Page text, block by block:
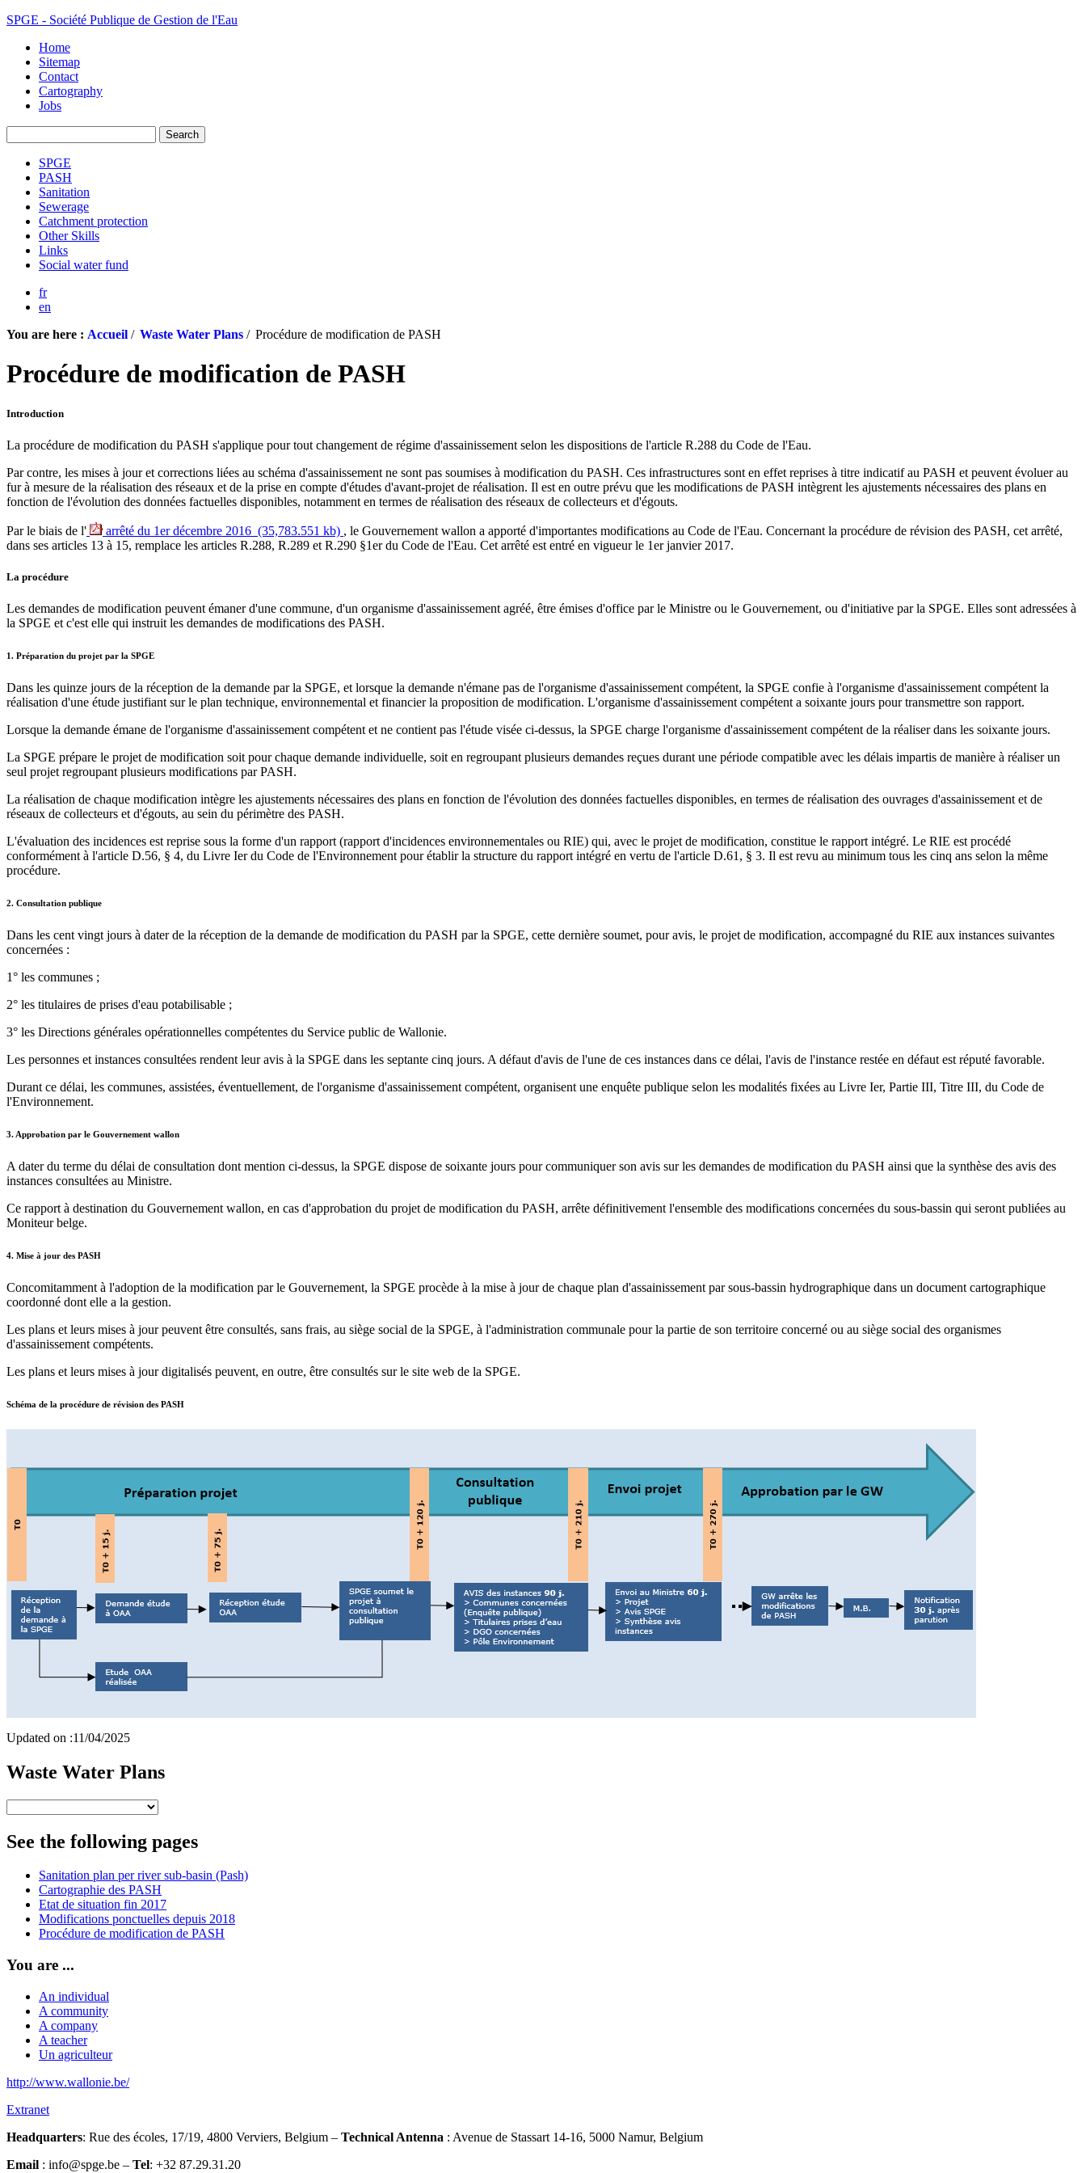
SPGE - Société Publique de Gestion de l'Eau
Home
Sitemap
Contact
Cartography
Jobs
SPGE
PASH
Sanitation
Sewerage
Catchment protection
Other Skills
Links
Social water fund
fr
en
You are here : Accueil / Waste Water Plans / Procédure de modification de PASH
Procédure de modification de PASH
Introduction
La procédure de modification du PASH s'applique pour tout changement de régime d'assainissement selon les dispositions de l'article R.288 du Code de l'Eau.
Par contre, les mises à jour et corrections liées au schéma d'assainissement ne sont pas soumises à modification du PASH. Ces infrastructures sont en effet reprises à titre indicatif au PASH et peuvent évoluer au
fur à mesure de la réalisation des réseaux et de la prise en compte d'études d'avant-projet de réalisation. Il est en outre prévu que les modifications de PASH intègrent les ajustements nécessaires des plans en
fonction de l'évolution des données factuelles disponibles, notamment en termes de réalisation des réseaux de collecteurs et d'égouts.
Par le biais de l' arrêté du 1er décembre 2016 (35,783.551 kb) , le Gouvernement wallon a apporté d'importantes modifications au Code de l'Eau. Concernant la procédure de révision des PASH, cet arrêté,
dans ses articles 13 à 15, remplace les articles R.288, R.289 et R.290 §1er du Code de l'Eau. Cet arrêté est entré en vigueur le 1er janvier 2017.
La procédure
Les demandes de modification peuvent émaner d'une commune, d'un organisme d'assainissement agréé, être émises d'office par le Ministre ou le Gouvernement, ou d'initiative par la SPGE. Elles sont adressées à
la SPGE et c'est elle qui instruit les demandes de modifications des PASH.
1. Préparation du projet par la SPGE
Dans les quinze jours de la réception de la demande par la SPGE, et lorsque la demande n'émane pas de l'organisme d'assainissement compétent, la SPGE confie à l'organisme d'assainissement compétent la
réalisation d'une étude justifiant sur le plan technique, environnemental et financier la proposition de modification. L'organisme d'assainissement compétent a soixante jours pour transmettre son rapport.
Lorsque la demande émane de l'organisme d'assainissement compétent et ne contient pas l'étude visée ci-dessus, la SPGE charge l'organisme d'assainissement compétent de la réaliser dans les soixante jours.
La SPGE prépare le projet de modification soit pour chaque demande individuelle, soit en regroupant plusieurs demandes reçues durant une période compatible avec les délais impartis de manière à réaliser un
seul projet regroupant plusieurs modifications par PASH.
La réalisation de chaque modification intègre les ajustements nécessaires des plans en fonction de l'évolution des données factuelles disponibles, en termes de réalisation des ouvrages d'assainissement et de
réseaux de collecteurs et d'égouts, au sein du périmètre des PASH.
L'évaluation des incidences est reprise sous la forme d'un rapport (rapport d'incidences environnementales ou RIE) qui, avec le projet de modification, constitue le rapport intégré. Le RIE est procédé
conformément à l'article D.56, § 4, du Livre Ier du Code de l'Environnement pour établir la structure du rapport intégré en vertu de l'article D.61, § 3. Il est revu au minimum tous les cinq ans selon la même
procédure.
2. Consultation publique
Dans les cent vingt jours à dater de la réception de la demande de modification du PASH par la SPGE, cette dernière soumet, pour avis, le projet de modification, accompagné du RIE aux instances suivantes
concernées :
1° les communes ;
2° les titulaires de prises d'eau potabilisable ;
3° les Directions générales opérationnelles compétentes du Service public de Wallonie.
Les personnes et instances consultées rendent leur avis à la SPGE dans les septante cinq jours. A défaut d'avis de l'une de ces instances dans ce délai, l'avis de l'instance restée en défaut est réputé favorable.
Durant ce délai, les communes, assistées, éventuellement, de l'organisme d'assainissement compétent, organisent une enquête publique selon les modalités fixées au Livre Ier, Partie III, Titre III, du Code de
l'Environnement.
3. Approbation par le Gouvernement wallon
A dater du terme du délai de consultation dont mention ci-dessus, la SPGE dispose de soixante jours pour communiquer son avis sur les demandes de modification du PASH ainsi que la synthèse des avis des
instances consultées au Ministre.
Ce rapport à destination du Gouvernement wallon, en cas d'approbation du projet de modification du PASH, arrête définitivement l'ensemble des modifications concernées du sous-bassin qui seront publiées au
Moniteur belge.
4. Mise à jour des PASH
Concomitamment à l'adoption de la modification par le Gouvernement, la SPGE procède à la mise à jour de chaque plan d'assainissement par sous-bassin hydrographique dans un document cartographique
coordonné dont elle a la gestion.
Les plans et leurs mises à jour peuvent être consultés, sans frais, au siège social de la SPGE, à l'administration communale pour la partie de son territoire concerné ou au siège social des organismes
d'assainissement compétents.
Les plans et leurs mises à jour digitalisés peuvent, en outre, être consultés sur le site web de la SPGE.
Schéma de la procédure de révision des PASH
Updated on :11/04/2025
Waste Water Plans
See the following pages
Sanitation plan per river sub-basin (Pash)
Cartographie des PASH
Etat de situation fin 2017
Modifications ponctuelles depuis 2018
Procédure de modification de PASH
You are ...
An individual
A community
A company
A teacher
Un agriculteur
http://www.wallonie.be/
Extranet
Headquarters: Rue des écoles, 17/19, 4800 Verviers, Belgium – Technical Antenna : Avenue de Stassart 14-16, 5000 Namur, Belgium
Email : info@spge.be – Tel: +32 87.29.31.20